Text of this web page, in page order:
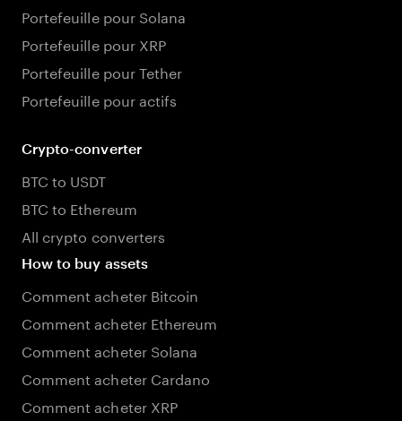
Portefeuille pour Solana
Portefeuille pour XRP
Portefeuille pour Tether
Portefeuille pour actifs
Crypto-converter
BTC to USDT
BTC to Ethereum
All crypto converters
How to buy assets
Comment acheter Bitcoin
Comment acheter Ethereum
Comment acheter Solana
Comment acheter Cardano
Comment acheter XRP